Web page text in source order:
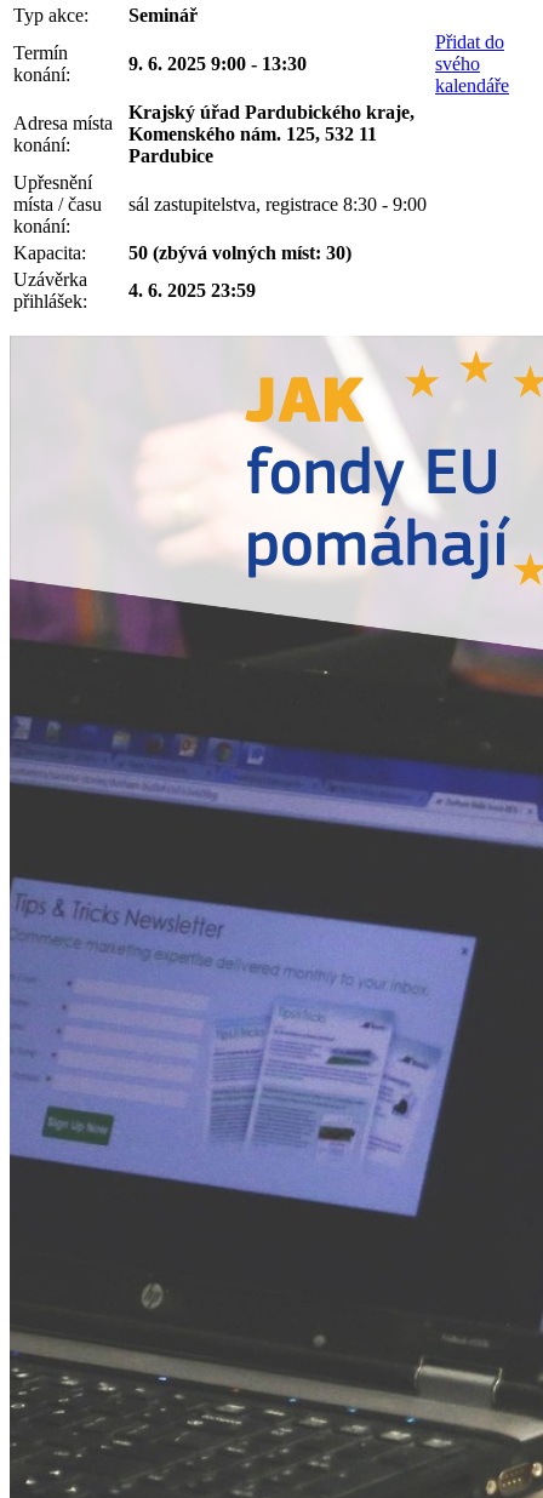
Typ akce:
Seminář
Termín
konání:
9. 6. 2025 9:00 - 13:30
Přidat do
svého
kalendáře
Adresa místa
konání:
Krajský úřad Pardubického kraje,
Komenského nám. 125, 532 11
Pardubice
Upřesnění
místa / času
konání:
sál zastupitelstva, registrace 8:30 - 9:00
Kapacita:
50 (zbývá volných míst: 30)
Uzávěrka
přihlášek:
4. 6. 2025 23:59